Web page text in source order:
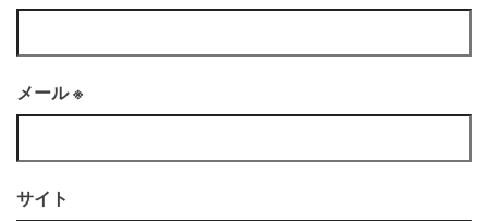
メール※
サイト